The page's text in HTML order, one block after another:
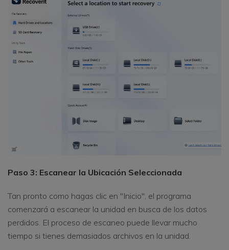
Paso 3: Escanear la Ubicación Seleccionada
Tan pronto como hagas clic en "Inicio", el programa
comenzará a escanear la unidad en busca de los datos
perdidos. El proceso de escaneo puede llevar mucho
tiempo si tienes demasiados archivos en la unidad.